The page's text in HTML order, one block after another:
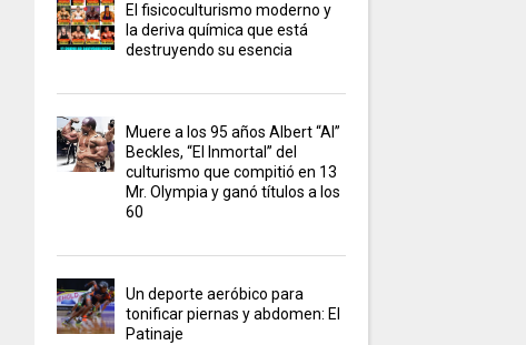
El fisicoculturismo moderno y
la deriva química que está
destruyendo su esencia
Muere a los 95 años Albert “Al”
Beckles, “El Inmortal” del
culturismo que compitió en 13
Mr. Olympia y ganó títulos a los
60
Un deporte aeróbico para
tonificar piernas y abdomen: El
Patinaje